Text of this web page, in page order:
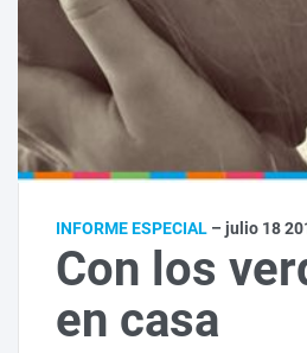
INFORME ESPECIAL – julio 18
Con los
en casa